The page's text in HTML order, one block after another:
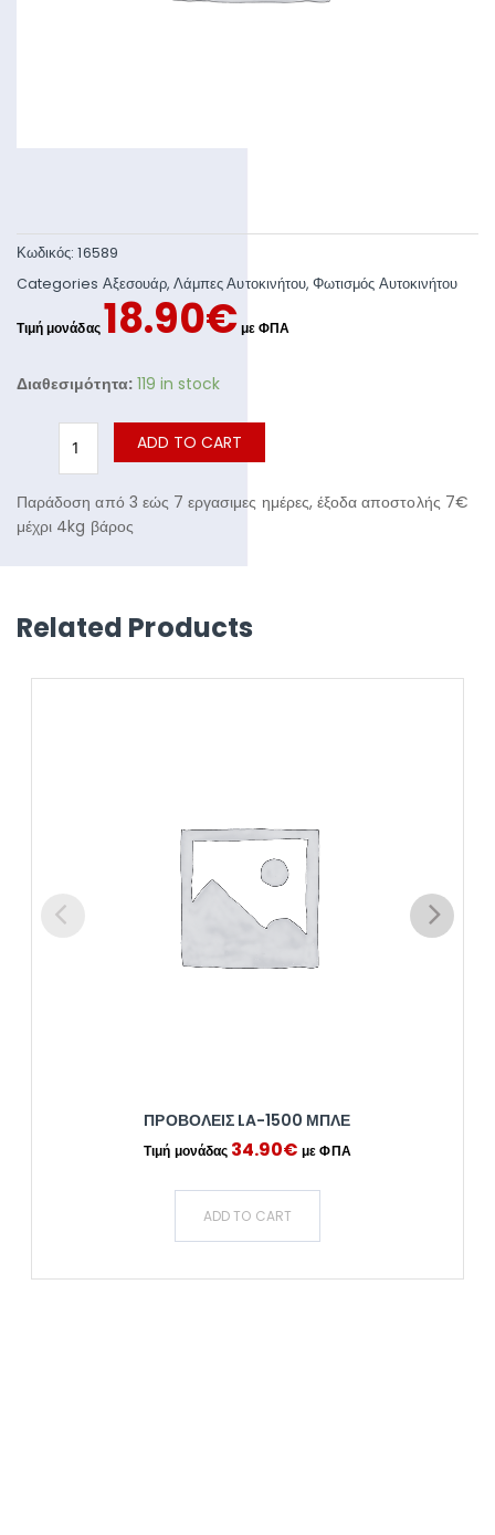
Κωδικός:16589
Categories Αξεσουάρ,Λάμπες Αυτοκινήτου,Φωτισμός Αυτοκινήτου
18.90€
Διαθεσιμότητα: 119 in stock
ADD TO CART
Παράδοση από 3 εώς 7 εργασιμες ημέρες, έξοδα αποστολής 7€
μέχρι 4kg βάρος
Related Products
ΠΡΟΒΟΛΕΙΣ LA-1500 ΜΠΛΕ
34.90€
ADD TO CART